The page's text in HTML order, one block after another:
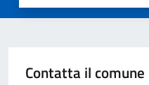
Contatta il comune